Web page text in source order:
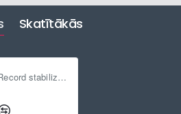
Skatītākās
ORTOFON Record stabilizer Heavy - Silver